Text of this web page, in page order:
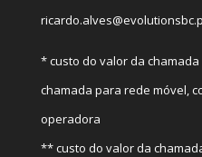
* custo do valor da
chamada para rede móvel,
operadora
** custo do valor da